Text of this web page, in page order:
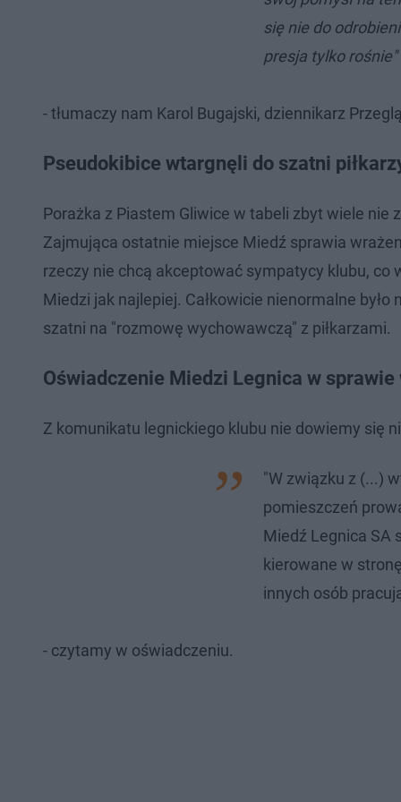
się nie do
presja tylko rośnie"
- tłumaczy nam Karol Bugajski, dziennikarz
Pseudokibice wtargnęli do szatni
Porażka z Piastem Gliwice w tabeli zbyt wiele nie
Zajmująca ostatnie miejsce Miedź sprawia
rzeczy nie chcą akceptować sympatycy klubu, co
Miedzi jak najlepiej. Całkowicie nienormalne
szatni na "rozmowę wychowawczą" z piłkarzami.
Oświadczenie Miedzi Legnica w
Z komunikatu legnickiego klubu nie dowiemy się
"W związku z (...)
pomieszczeń
Miedź Legnica SA
kierowane w
innych osób
- czytamy w oświadczeniu.